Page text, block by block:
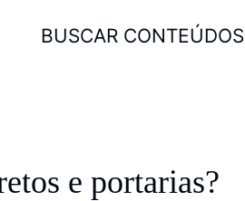
BUSCAR CONTEÚDOS
e portarias?